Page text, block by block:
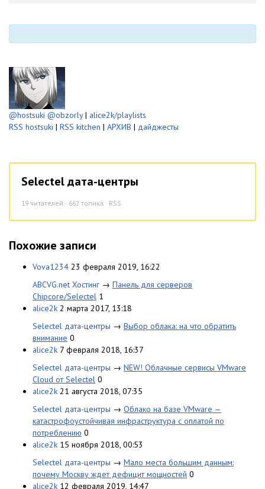
@hostsuki @obzorly| alice2k/playlists
RSS hostsuki | RSS kitchen | АРХИВ | дайджесты
Selectel дата-центры
19 читателей · 662 топика · RSS
Похожие записи
Vova1234 23 февраля 2019, 16:22
ABCVG.net Хостинг → Панель для серверов
Chipcore/Selectel 1
alice2k 2 марта 2017, 13:18
Selectel дата-центры → Выбор облака: на что обратить
внимание 0
alice2k 7 февраля 2018, 16:37
Selectel дата-центры → NEW! Облачные сервисы VMware
Cloud от Selectel 0
alice2k 21 августа 2018, 07:35
Selectel дата-центры → Облако на базе VMware —
катастрофоустойчивая инфраструктура с оплатой по
потреблению 0
alice2k 15 ноября 2018, 00:53
Selectel дата-центры → Мало места большим данным:
почему Москву ждет дефицит мощностей 0
alice2k 12 февраля 2019, 14:47